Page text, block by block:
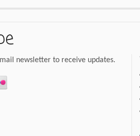
newsletter to receive updates.